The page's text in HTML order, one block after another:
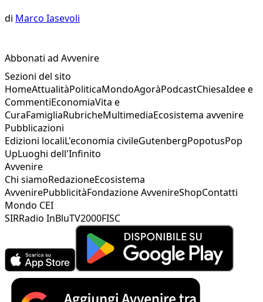
di Marco Iasevoli
Abbonati ad Avvenire
Sezioni del sito
HomeAttualitàPoliticaMondoAgoràPodcastChiesaIdee e
CommentiEconomiaVita e
CuraFamigliaRubricheMultimediaEcosistema avvenire
Pubblicazioni
Edizioni localiL'economia civileGutenbergPopotusPop
UpLuoghi dell'Infinito
Avvenire
Chi siamoRedazioneEcosistema
AvvenirePubblicitàFondazione AvvenireShopContatti
Mondo CEI
SIRRadio InBluTV2000FISC